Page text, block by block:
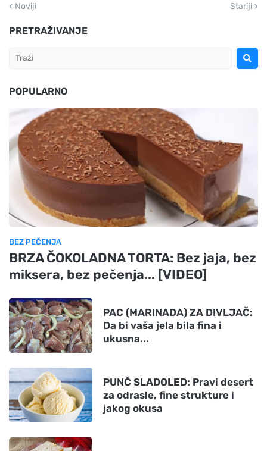
Noviji Stariji
PRETRAŽIVANJE
POPULARNO
BEZ PEČENJA
BRZA ČOKOLADNA TORTA: Bez jaja, bez
miksera, bez pečenja... [VIDEO]
PAC (MARINADA) ZA DIVLJAČ:
Da bi vaša jela bila fina i
ukusna...
PUNČ SLADOLED: Pravi desert
za odrasle, fine strukture i
jakog okusa